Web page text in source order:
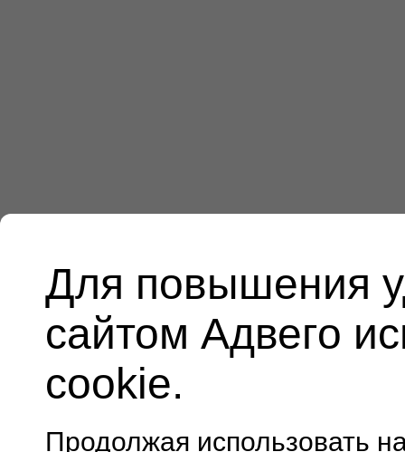
Для повышения
сайтом Адвего
cookie.
Продолжая использовать